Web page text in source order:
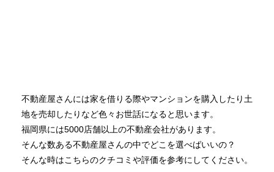
不動産屋さんには家を借りる際やマンションを購入したり土
地を売却したりなど色々お世話になると思います。
福岡県には5000店舗以上の不動産会社があります。
そんな数ある不動産屋さんの中でどこを選べばいいの？
そんな時はこちらのクチコミや評価を参考にしてください。